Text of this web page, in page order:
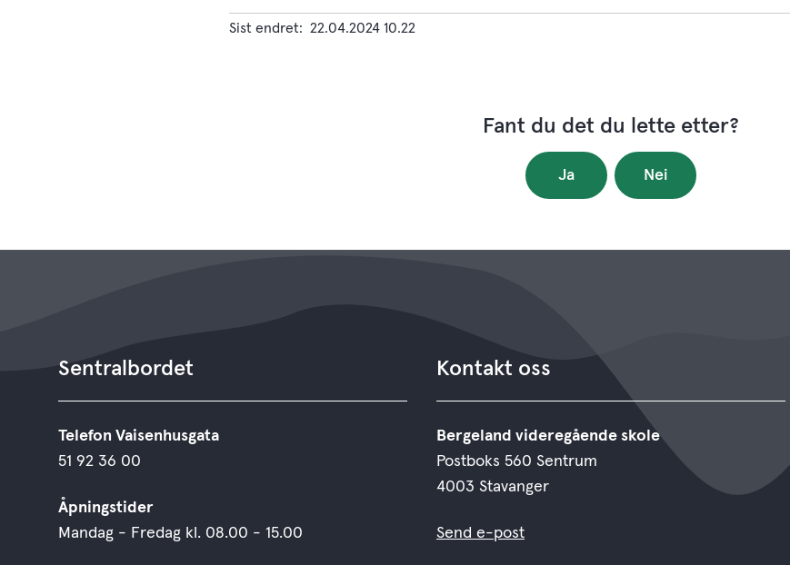
Sist endret 22.04.2024 10.22
Fant du det du lette etter?
Ja Nei
Sentralbordet
Telefon Vaisenhusgata
51 92 36 00
Åpningstider
Mandag - Fredag kl. 08.00 - 15.00
Kontakt oss
Bergeland videregående skole
Postboks 560 Sentrum
4003 Stavanger
Send e-post